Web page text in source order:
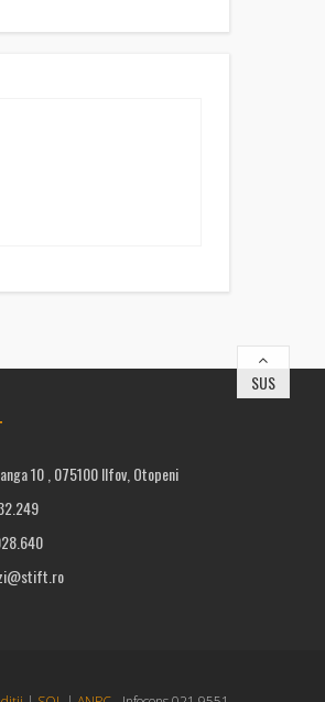
SUS
10 , 075100 Ilfov, Otopeni